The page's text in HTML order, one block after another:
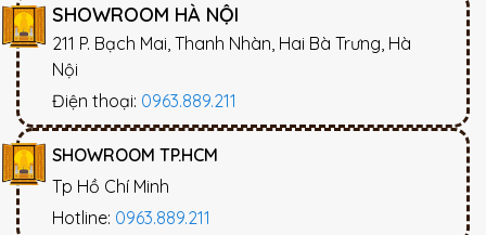
SHOWROOM HÀ NỘI
211 P. Bạch Mai, Thanh Nhàn, Hai Bà Trưng, Hà
Nội
Điện thoại: 0963.889.211
SHOWROOM TP.HCM
Tp Hồ Chí Minh
Hotline: 0963.889.211